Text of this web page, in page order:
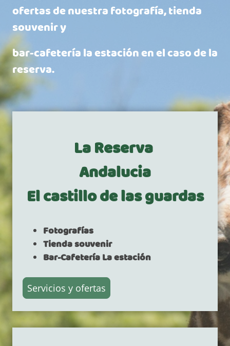
ofertas de nuestra fotografía, tienda
souvenir y
bar-cafetería la estación en el caso de la
reserva.
La Reserva
Andalucia
El castillo de las guardas
Fotografías
Tienda souvenir
Bar-Cafetería La estación
Servicios y ofertas